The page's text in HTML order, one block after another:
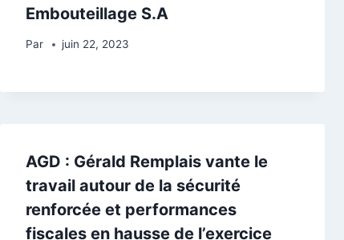
Embouteillage S.A
Par juin 22, 2023
AGD : Gérald Remplais vante le
travail autour de la sécurité
renforcée et performances
fiscales en hausse de l’exercice